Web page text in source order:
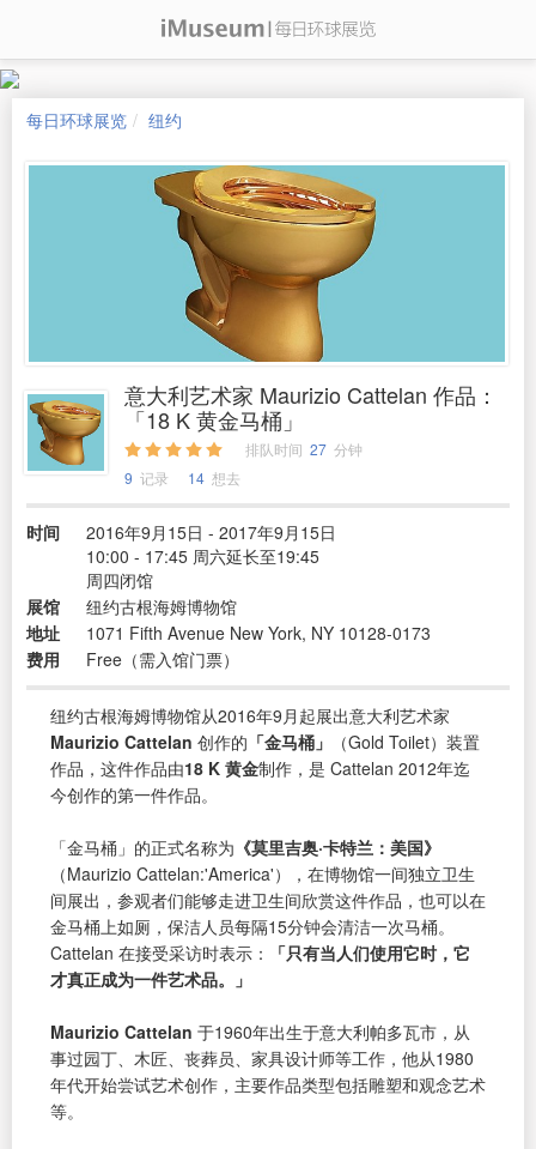
每日环球展览 纽约
意大利艺术家 Maurizio Cattelan 作品：
「18 K 黄金马桶」
排队时间 27 分钟
9 记录 14 想去
时间
2016年9月15日 - 2017年9月15日
10:00 - 17:45 周六延长至19:45
周四闭馆
展馆
纽约古根海姆博物馆
地址
1071 Fifth Avenue New York, NY 10128-0173
费用
Free（需入馆门票）
纽约古根海姆博物馆从2016年9月起展出意大利艺术家
Maurizio Cattelan 创作的 「金马桶」
（Gold Toilet）装置
作品，这件作品由18 K 黄金制作，是 Cattelan 2012年迄
今创作的第一件作品。
「金马桶」的正式名称为 《莫里吉奥·卡特兰：美国》
（Maurizio Cattelan:'America'），在博物馆一间独立卫生
间展出，参观者们能够走进卫生间欣赏这件作品，也可以在
金马桶上如厕，保洁人员每隔15分钟会清洁一次马桶。
Cattelan 在接受采访时表示：
「只有当人们使用它时，它
才真正成为一件艺术品。」
Maurizio Cattelan 于1960年出生于意大利帕多瓦市，从
事过园丁、木匠、丧葬员、家具设计师等工作，他从1980
年代开始尝试艺术创作，主要作品类型包括雕塑和观念艺术
等。